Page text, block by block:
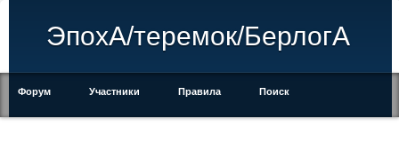
ЭпохА/теремок/БерлогА
Форум Участники Правила Поиск